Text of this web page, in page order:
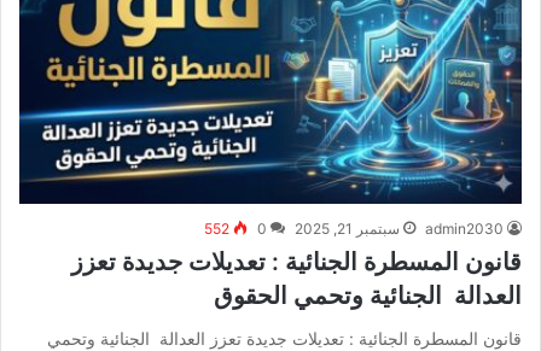
admin2030 سبتمبر 21, 2025 0
552
قانون المسطرة الجنائية : تعديلات جديدة تعزز
العدالة الجنائية وتحمي الحقوق
قانون المسطرة الجنائية : تعديلات جديدة تعزز العدالة الجنائية وتحمي